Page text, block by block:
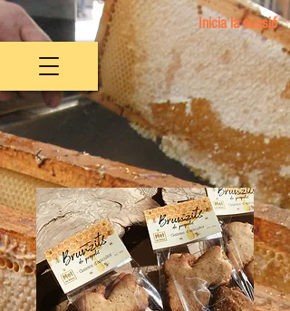
Inicia la sessió